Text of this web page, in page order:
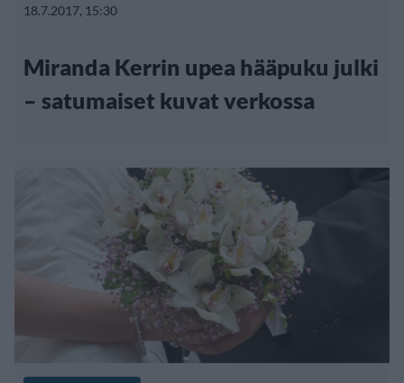
18.7.2017, 15:30
Miranda Kerrin upea hääpuku julki
– satumaiset kuvat verkossa